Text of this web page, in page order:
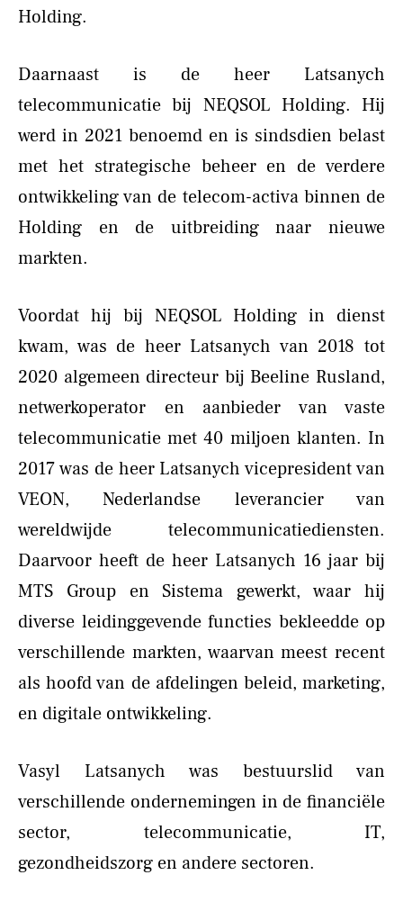
Holding.
Daarnaast is de heer Latsanych
telecommunicatie bij NEQSOL Holding. Hij
werd in 2021 benoemd en is sindsdien belast
met het strategische beheer en de verdere
ontwikkeling van de telecom-activa binnen de
Holding en de uitbreiding naar nieuwe
markten.
Voordat hij bij NEQSOL Holding in dienst
kwam, was de heer Latsanych van 2018 tot
2020 algemeen directeur bij Beeline Rusland,
netwerkoperator en aanbieder van vaste
telecommunicatie met 40 miljoen klanten. In
2017 was de heer Latsanych vicepresident van
VEON, Nederlandse leverancier van
wereldwijde telecommunicatiediensten.
Daarvoor heeft de heer Latsanych 16 jaar bij
MTS Group en Sistema gewerkt, waar hij
diverse leidinggevende functies bekleedde op
verschillende markten, waarvan meest recent
als hoofd van de afdelingen beleid, marketing,
en digitale ontwikkeling.
Vasyl Latsanych was bestuurslid van
verschillende ondernemingen in de financiële
sector, telecommunicatie, IT,
gezondheidszorg en andere sectoren.